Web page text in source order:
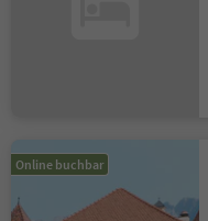
Online buchbar